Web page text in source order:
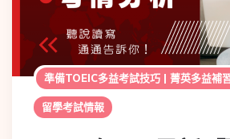
準備TOEIC多益考試技巧 | 菁英多益補
留學考試情報